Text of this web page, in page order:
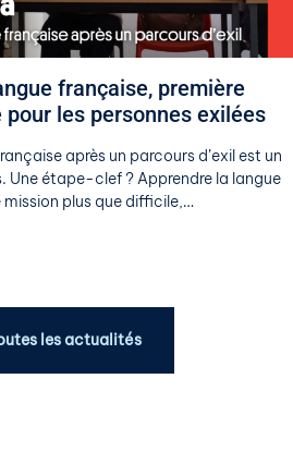
française, première
les personnes exilées​
après un parcours d’exil est un
Une étape-clef ? Apprendre la langue
plus que difficile,…
les actualités